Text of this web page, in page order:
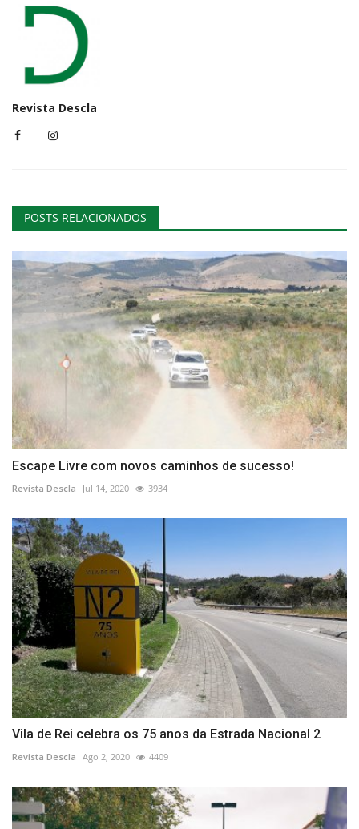
Revista Descla
POSTS RELACIONADOS
Escape Livre com novos caminhos de sucesso!
Revista Descla Jul 14, 2020 3934
Vila de Rei celebra os 75 anos da Estrada Nacional 2
Revista Descla Ago 2, 2020 4409